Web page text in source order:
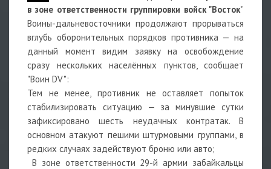
в зоне ответственности группировки войск "Восток"
Воины-дальневосточники продолжают прорываться
вглубь оборонительных порядков противника — на
данный момент видим заявку на освобождение
сразу нескольких населённых пунктов, сообщает
"Воин DV":
Тем не менее, противник не оставляет попыток
стабилизировать ситуацию — за минувшие сутки
зафиксировано шесть неудачных контратак. В
основном атакуют пешими штурмовыми группами, в
редких случаях задействуют броню или авто;
В зоне ответственности 29-й армии забайкальцы